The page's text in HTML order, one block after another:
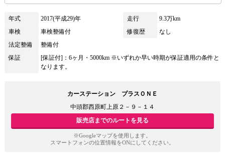
年式 2017(平成29)年 走行
9.3万km
車検
車検整備付 修復歴
なし
法定整備
整備付
保証
[保証付]：6ヶ月・5000km ※いずれか早い時期が保証適用の条件と
なります。
カーステーション プラスＯＮＥ
中頭郡西原町上原２－９－１４
販売店までのルートを見る
※Googleマップを使用します。
スマートフォンの位置情報をONにしてください。